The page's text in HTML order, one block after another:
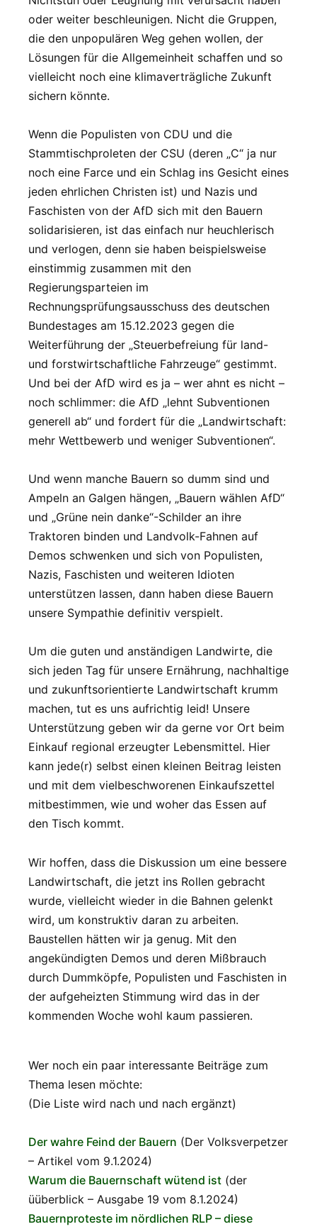
oder weiter beschleunigen. Nicht die Gruppen,
die den unpopulären Weg gehen wollen, der
Lösungen für die Allgemeinheit schaffen und so
vielleicht noch eine klimaverträgliche Zukunft
sichern könnte.
Wenn die Populisten von CDU und die
Stammtischproleten der CSU (deren „C“ ja nur
noch eine Farce und ein Schlag ins Gesicht eines
jeden ehrlichen Christen ist) und Nazis und
Faschisten von der AfD sich mit den Bauern
solidarisieren, ist das einfach nur heuchlerisch
und verlogen, denn sie haben beispielsweise
einstimmig zusammen mit den
Regierungsparteien im
Rechnungsprüfungsausschuss des deutschen
Bundestages am 15.12.2023 gegen die
Weiterführung der „Steuerbefreiung für land-
und forstwirtschaftliche Fahrzeuge“ gestimmt.
Und bei der AfD wird es ja – wer ahnt es nicht –
noch schlimmer: die AfD „lehnt Subventionen
generell ab“ und fordert für die „Landwirtschaft:
mehr Wettbewerb und weniger Subventionen“.
Und wenn manche Bauern so dumm sind und
Ampeln an Galgen hängen, „Bauern wählen AfD“
und „Grüne nein danke“-Schilder an ihre
Traktoren binden und Landvolk-Fahnen auf
Demos schwenken und sich von Populisten,
Nazis, Faschisten und weiteren Idioten
unterstützen lassen, dann haben diese Bauern
unsere Sympathie definitiv verspielt.
Um die guten und anständigen Landwirte, die
sich jeden Tag für unsere Ernährung, nachhaltige
und zukunftsorientierte Landwirtschaft krumm
machen, tut es uns aufrichtig leid! Unsere
Unterstützung geben wir da gerne vor Ort beim
Einkauf regional erzeugter Lebensmittel. Hier
kann jede(r) selbst einen kleinen Beitrag leisten
und mit dem vielbeschworenen Einkaufszettel
mitbestimmen, wie und woher das Essen auf
den Tisch kommt.
Wir hoffen, dass die Diskussion um eine bessere
Landwirtschaft, die jetzt ins Rollen gebracht
wurde, vielleicht wieder in die Bahnen gelenkt
wird, um konstruktiv daran zu arbeiten.
Baustellen hätten wir ja genug. Mit den
angekündigten Demos und deren Mißbrauch
durch Dummköpfe, Populisten und Faschisten in
der aufgeheizten Stimmung wird das in der
kommenden Woche wohl kaum passieren.
Wer noch ein paar interessante Beiträge zum
Thema lesen möchte:
(Die Liste wird nach und nach ergänzt)
Der wahre Feind der Bauern (Der Volksverpetzer
– Artikel vom 9.1.2024)
Warum die Bauernschaft wütend ist (der
üüberblick – Ausgabe 19 vom 8.1.2024)
Bauernproteste im nördlichen RLP – diese